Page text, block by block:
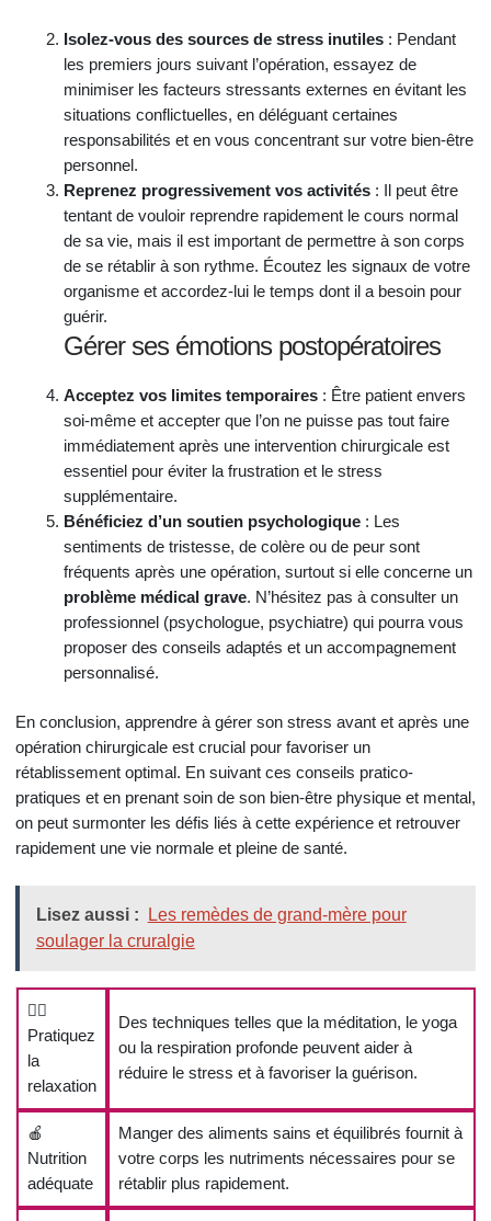
Isolez-vous des sources de stress inutiles : Pendant
les premiers jours suivant l’opération, essayez de
minimiser les facteurs stressants externes en évitant les
situations conflictuelles, en déléguant certaines
responsabilités et en vous concentrant sur votre bien-être
personnel.
Reprenez progressivement vos activités : Il peut être
tentant de vouloir reprendre rapidement le cours normal
de sa vie, mais il est important de permettre à son corps
de se rétablir à son rythme. Écoutez les signaux de votre
organisme et accordez-lui le temps dont il a besoin pour
guérir.
Gérer ses émotions postopératoires
Acceptez vos limites temporaires : Être patient envers
soi-même et accepter que l’on ne puisse pas tout faire
immédiatement après une intervention chirurgicale est
essentiel pour éviter la frustration et le stress
supplémentaire.
Bénéficiez d’un soutien psychologique : Les
sentiments de tristesse, de colère ou de peur sont
fréquents après une opération, surtout si elle concerne un
problème médical grave. N’hésitez pas à consulter un
professionnel (psychologue, psychiatre) qui pourra vous
proposer des conseils adaptés et un accompagnement
personnalisé.
En conclusion, apprendre à gérer son stress avant et après une
opération chirurgicale est crucial pour favoriser un
rétablissement optimal. En suivant ces conseils pratico-
pratiques et en prenant soin de son bien-être physique et mental,
on peut surmonter les défis liés à cette expérience et retrouver
rapidement une vie normale et pleine de santé.
Lisez aussi :
Les remèdes de grand-mère pour
soulager la cruralgie
🧘‍♂️
Pratiquez
la
relaxation
Des techniques telles que la méditation, le yoga
ou la respiration profonde peuvent aider à
réduire le stress et à favoriser la guérison.
🍎
Nutrition
adéquate
Manger des aliments sains et équilibrés fournit à
votre corps les nutriments nécessaires pour se
rétablir plus rapidement.